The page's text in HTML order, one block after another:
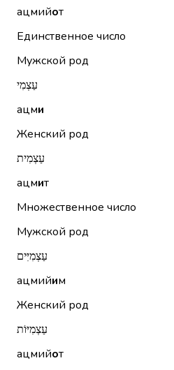
ацмийот
Единственное число
Мужской род
עַצְמִי
ацми
Женский род
עַצְמִית
ацмит
Множественное число
Мужской род
עַצְמִיִּים
ацмийим
Женский род
עַצְמִיּוֹת
ацмийот